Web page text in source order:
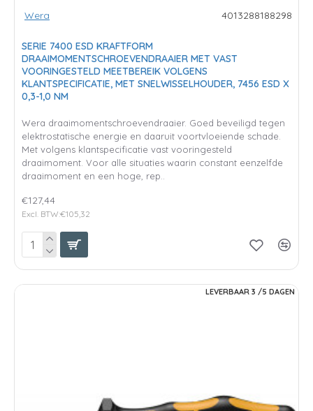
Wera 4013288188298
SERIE 7400 ESD KRAFTFORM
DRAAIMOMENTSCHROEVENDRAAIER MET VAST
VOORINGESTELD MEETBEREIK VOLGENS
KLANTSPECIFICATIE, MET SNELWISSELHOUDER, 7456 ESD X
0,3-1,0 NM
Wera draaimomentschroevendraaier. Goed beveiligd tegen
elektrostatische energie en daaruit voortvloeiende schade.
Met volgens klantspecificatie vast vooringesteld
draaimoment. Voor alle situaties waarin constant eenzelfde
draaimoment en een hoge, rep..
€127,44
Excl. BTW:€105,32
LEVERBAAR 3 /5 DAGEN